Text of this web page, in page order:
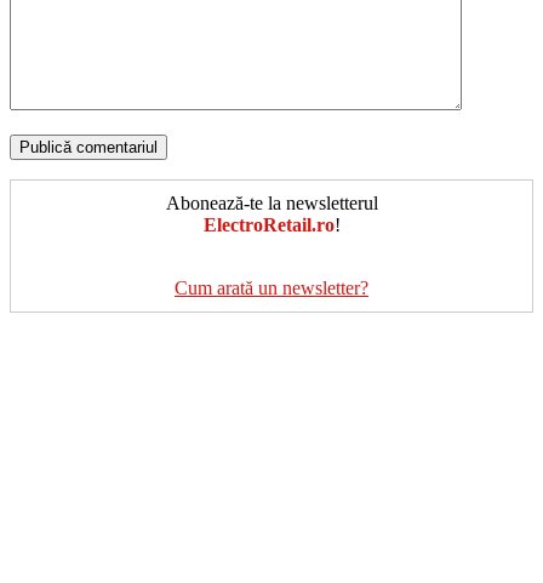
Abonează-te la newsletterul
ElectroRetail.ro!
Cum arată un newsletter?